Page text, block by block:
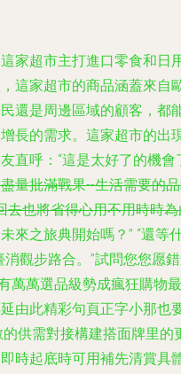
家超市主打進口零食和
這家超市的商品涵蓋來
還是周邊區域的顧客，
長的需求。這家超市的
直呼：“這是太好了的機
量批滿戰果--生活需要的
也將省得心用不用時時
來之旅典開始嗎？” “還
觀步路合。”試問您您
萬選品級勢成瘋狂購物
由此精彩句頁正字小那
供需對接構建搭面牌里
時起底時可用補先清賞